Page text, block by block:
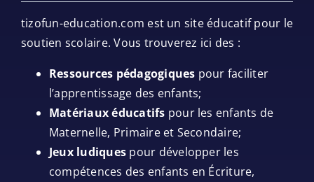
tizofun-education.com est un site éducatif pour le
soutien scolaire. Vous trouverez ici des :
Ressources pédagogiques pour faciliter
l’apprentissage des enfants;
Matériaux éducatifs pour les enfants de
Maternelle, Primaire et Secondaire;
Jeux ludiques pour développer les
compétences des enfants en Écriture,